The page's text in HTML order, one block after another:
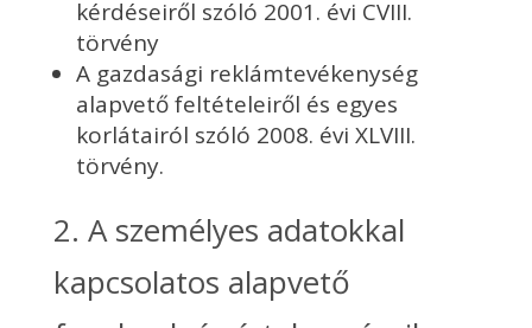
kérdéseiről szóló 2001. évi CVIII.
törvény
A gazdasági reklámtevékenység
alapvető feltételeiről és egyes
korlátairól szóló 2008. évi XLVIII.
törvény.
2. A személyes adatokkal
kapcsolatos alapvető